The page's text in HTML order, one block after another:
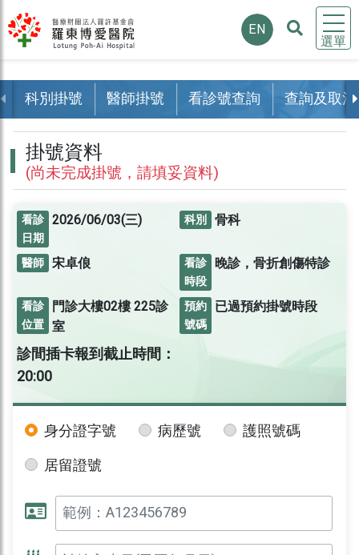
選單
EN
科別掛號 醫師掛號 看診號查詢 查詢及取消
掛號資料
(尚未完成掛號，請填妥資料)
看診
日期
2026/06/03(三) 科別 骨科
醫師 宋卓俍
看診
時段
晚診，骨折創傷特診
看診
位置
門診大樓02樓225診
室
預約
號碼
已過預約掛號時段
診間插卡報到截止時間：
20:00
身分證字號 病歷號
護照號碼
居留證號